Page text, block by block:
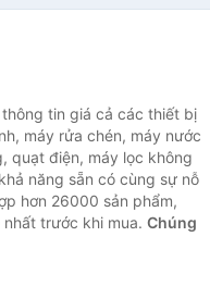
tin giá cả các thiết bị
máy rửa chén, máy nước
quạt điện, máy lọc không
năng sẵn có cùng sự nỗ
hơn 26000 sản phẩm,
trước khi mua. Chúng